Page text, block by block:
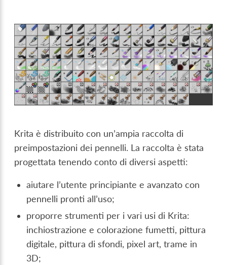
Krita è distribuito con un’ampia raccolta di
preimpostazioni dei pennelli. La raccolta è stata
progettata tenendo conto di diversi aspetti:
aiutare l’utente principiante e avanzato con
pennelli pronti all’uso;
proporre strumenti per i vari usi di Krita:
inchiostrazione e colorazione fumetti, pittura
digitale, pittura di sfondi, pixel art, trame in
3D;